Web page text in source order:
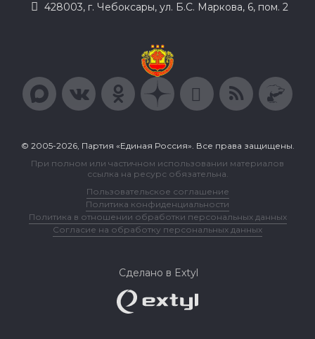
428003, г. Чебоксары, ул. Б.С. Маркова, 6, пом. 2
© 2005-2026, Партия «Единая Россия». Все права защищены.
При полном или частичном использовании материалов
ссылка на ресурс обязательна.
Пользовательское соглашение
Политика конфиденциальности
Политика в отношении обработки персональных данных
Согласие на обработку персональных данных
Сделано в Extyl